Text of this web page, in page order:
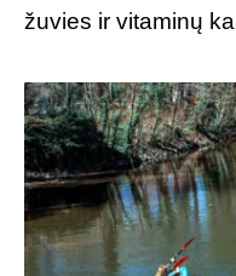
žuvies ir vitaminų